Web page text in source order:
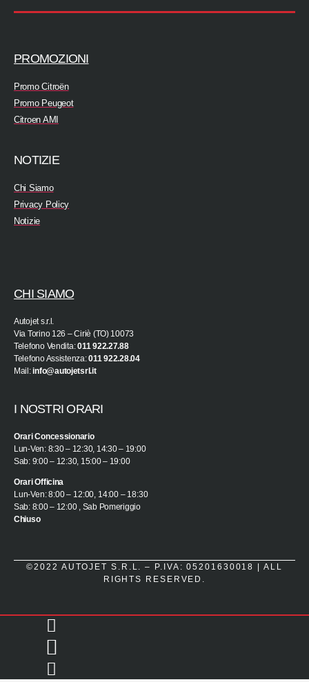
PROMOZIONI
Promo Citroën
Promo Peugeot
Citroen AMI
NOTIZIE
Chi Siamo
Privacy Policy
Notizie
CHI SIAMO
Autojet s.r.l.
Via Torino 126 – Ciriè (TO) 10073
Telefono Vendita:011 922.27.88
Telefono Assistenza:011 922.28.04
Mail:info@autojetsrl.it
I NOSTRI ORARI
Orari Concessionario
Lun-Ven: 8:30 – 12:30, 14:30 – 19:00
Sab: 9:00 – 12:30, 15:00 – 19:00
Orari Officina
Lun-Ven: 8:00 – 12:00, 14:00 – 18:30
Sab: 8:00 – 12:00 , Sab Pomeriggio
Chiuso
©2022 AUTOJET S.R.L. – P.IVA: 05201630018 | ALL
RIGHTS RESERVED.